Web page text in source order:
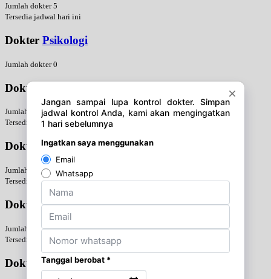
Jumlah dokter 5
Tersedia jadwal hari ini
Dokter Psikologi
Jumlah dokter 0
Dokter
Jumlah dokter 2
Tersedia jadwal hari ini
DokterSaraf
Jumlah dokter 2
Tersedia jadwal hari ini
DokterTHT
Jumlah dokter 2
Tersedia jadwal hari ini
DokterUrologi